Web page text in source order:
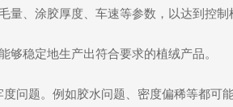
、涂胶厚度、车速等参数，以达到控制
够稳定地生产出符合要求的植绒产品。
问题。例如胶水问题、密度偏稀等都可